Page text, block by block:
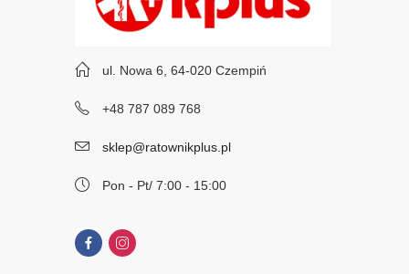
ul. Nowa 6, 64-020 Czempiń
+48 787 089 768
sklep@ratownikplus.pl
Pon - Pt/ 7:00 - 15:00